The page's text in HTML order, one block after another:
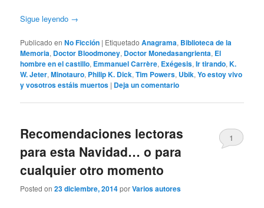
Sigue leyendo →
Publicado en No Ficción | Etiquetado Anagrama, Biblioteca de la
Memoria, Doctor Bloodmoney, Doctor Monedasangrienta, El
hombre en el castillo, Emmanuel Carrère, Exégesis,Ir tirando,K.
W. Jeter,Minotauro, Philip K. Dick,Tim Powers, Ubik,Yo estoy vivo
y vosotros estáis muertos | Deja un comentario
Recomendaciones lectoras
para esta Navidad… o para
cualquier otro momento
Posted on23 diciembre, 2014porVarios autores
1